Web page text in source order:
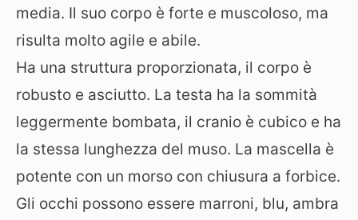
media. Il suo corpo è forte e muscoloso, ma
risulta molto agile e abile.
Ha una struttura proporzionata, il corpo è
robusto e asciutto. La testa ha la sommità
leggermente bombata, il cranio è cubico e ha
la stessa lunghezza del muso. La mascella è
potente con un morso con chiusura a forbice.
Gli occhi possono essere marroni, blu, ambra